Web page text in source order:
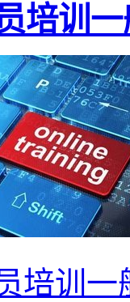
培训
培训一